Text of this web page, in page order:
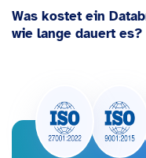
Was kostet ein
wie lange dauert es?